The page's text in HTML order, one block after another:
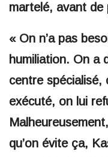
martelé, avant de
« On n’a pas
humiliation. On a
centre spécialisé,
exécuté, on lui
qu’on évite ça,